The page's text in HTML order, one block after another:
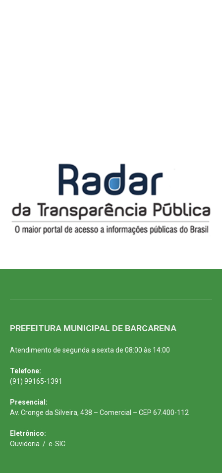
PREFEITURA MUNICIPAL DE BARCARENA
Atendimento de segunda a sexta de 08:00 às 14:00
Telefone:
(91) 99165-1391
Presencial:
Av. Cronge da Silveira, 438 – Comercial – CEP 67.400-112
Eletrônico:
Ouvidoria / e-SIC